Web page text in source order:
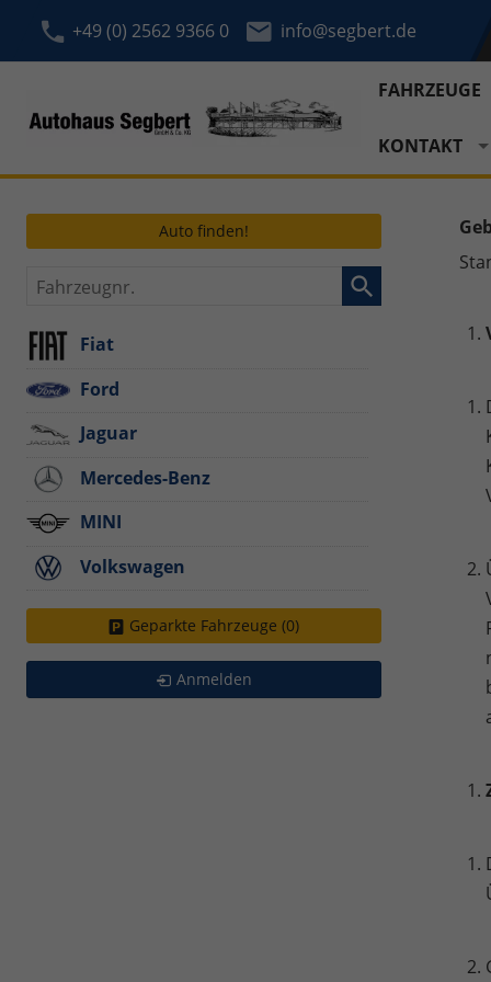
+49 (0) 2562 9366 0 info@segbert.de
FAHRZEUGE
KONTAKT
Auto finden!
Fahrzeugnr.
Fiat
Ford
Jaguar
Mercedes-Benz
MINI
Volkswagen
Geparkte Fahrzeuge (0)
Anmelden